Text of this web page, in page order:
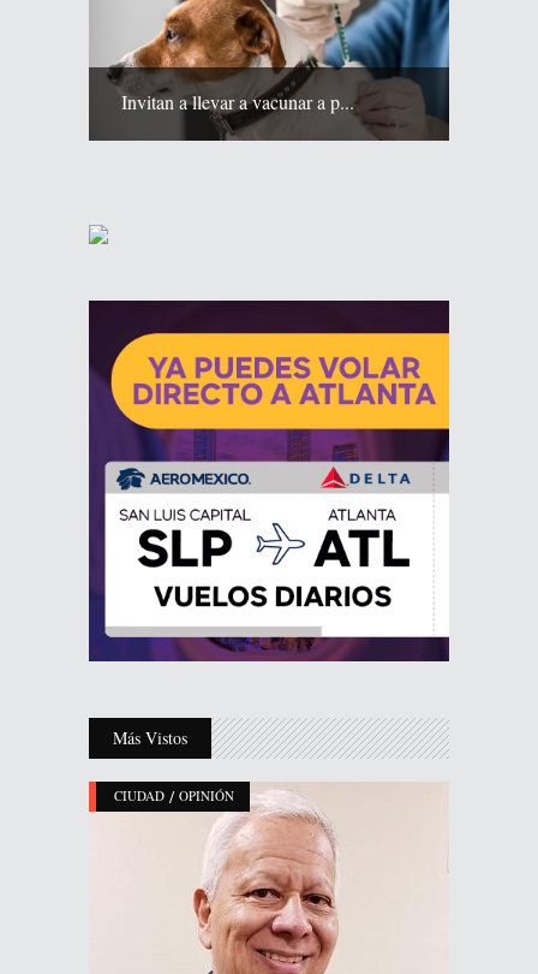
Invitan a llevar a vacunar a p...
Más Vistos
CIUDAD / OPINIÓN